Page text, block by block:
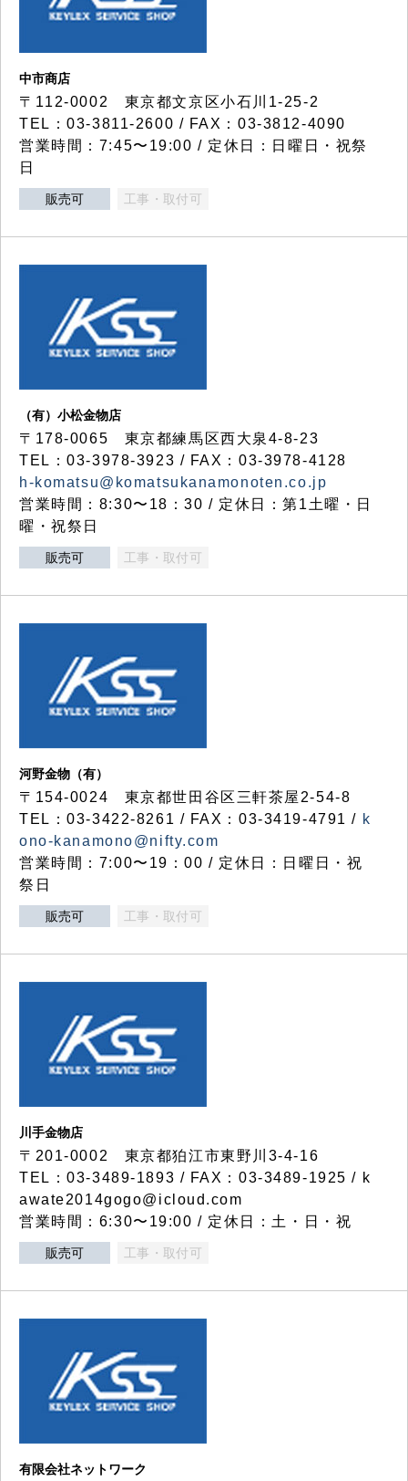
中市商店
〒112-0002 東京都文京区小石川1-25-2
TEL：03-3811-2600 / FAX：03-3812-4090
営業時間：7:45〜19:00 / 定休日：日曜日・祝祭
日
販売可 工事・取付可
（有）小松金物店
〒178-0065 東京都練馬区西大泉4-8-23
TEL：03-3978-3923 / FAX：03-3978-4128
h-komatsu@komatsukanamonoten.co.jp
営業時間：8:30〜18：30 / 定休日：第1土曜・日
曜・祝祭日
販売可 工事・取付可
河野金物（有）
〒154-0024 東京都世田谷区三軒茶屋2-54-8
TEL：03-3422-8261 / FAX：03-3419-4791 / k
ono-kanamono@nifty.com
営業時間：7:00〜19：00 / 定休日：日曜日・祝
祭日
販売可 工事・取付可
川手金物店
〒201-0002 東京都狛江市東野川3-4-16
TEL：03-3489-1893 / FAX：03-3489-1925 / k
awate2014gogo@icloud.com
営業時間：6:30〜19:00 / 定休日：土・日・祝
販売可 工事・取付可
有限会社ネットワーク